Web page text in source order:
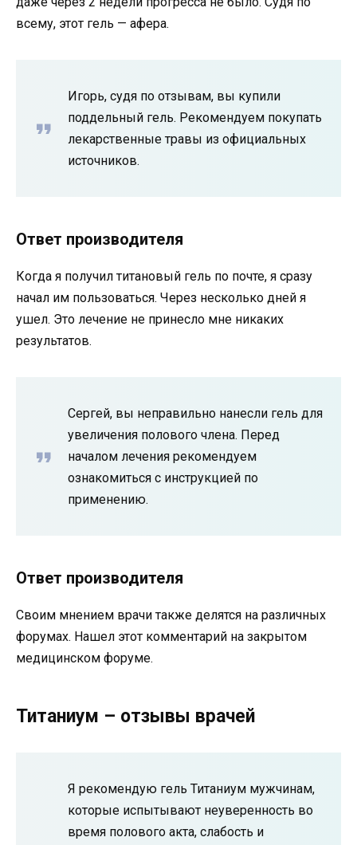
всему, этот гель — афера.
Игорь, судя по отзывам, вы купили
поддельный гель. Рекомендуем покупать
лекарственные травы из официальных
источников.
Ответ производителя
Когда я получил титановый гель по почте, я сразу
начал им пользоваться. Через несколько дней я
ушел. Это лечение не принесло мне никаких
результатов.
Сергей, вы неправильно нанесли гель для
увеличения полового члена. Перед
началом лечения рекомендуем
ознакомиться с инструкцией по
применению.
Ответ производителя
Своим мнением врачи также делятся на различных
форумах. Нашел этот комментарий на закрытом
медицинском форуме.
Титаниум – отзывы врачей
Я рекомендую гель Титаниум мужчинам,
которые испытывают неуверенность во
время полового акта, слабость и